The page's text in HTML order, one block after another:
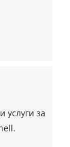
услуги за